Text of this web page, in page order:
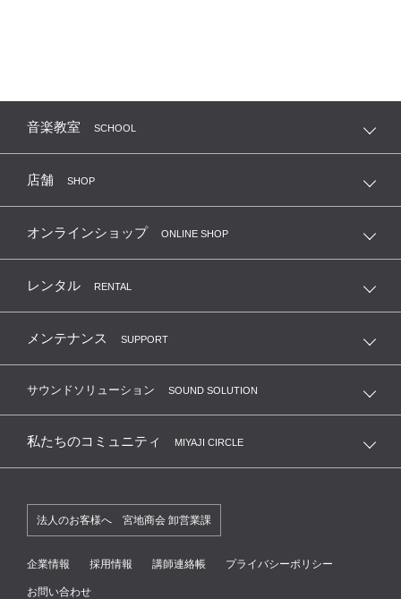
音楽教室 SCHOOL
店舗 SHOP
オンラインショップ ONLINE SHOP
レンタル RENTAL
メンテナンス SUPPORT
サウンドソリューション SOUND SOLUTION
私たちのコミュニティ MIYAJI CIRCLE
法人のお客様へ 宮地商会 卸営業課
企業情報 採用情報 講師連絡帳 プライバシーポリシー
お問い合わせ